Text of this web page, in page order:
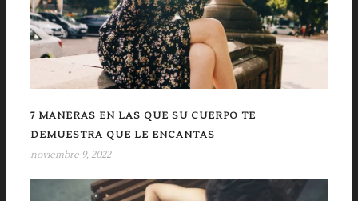
7 MANERAS EN LAS QUE SU CUERPO TE
DEMUESTRA QUE LE ENCANTAS
noviembre 9, 2022